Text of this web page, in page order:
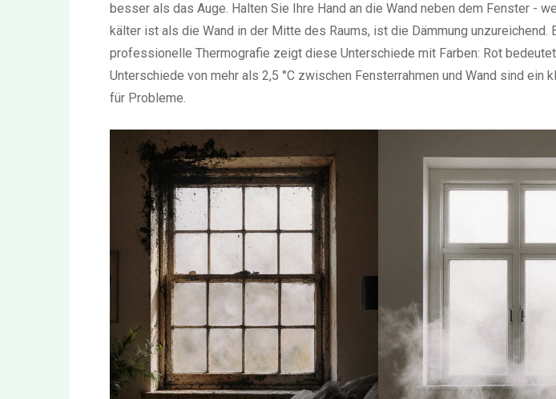
besser als das Auge. Halten Sie Ihre Hand an die Wand neben dem Fenster -
kälter ist als die Wand in der Mitte des Raums, ist die Dämmung unzureichend.
professionelle Thermografie zeigt diese Unterschiede mit Farben: Rot bedeutet
Unterschiede von mehr als 2,5 °C zwischen Fensterrahmen und Wand sind ein
für Probleme.